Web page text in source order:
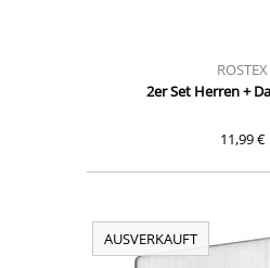
ROSTEX
2er Set Herren +
11,99 €
AUSVERKAUFT